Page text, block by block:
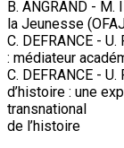
B. ANGRAND -
la Jeunesse
C. DEFRANCE -
: médiateur
C. DEFRANCE -
d’histoire : une
transnational
de l’histoire